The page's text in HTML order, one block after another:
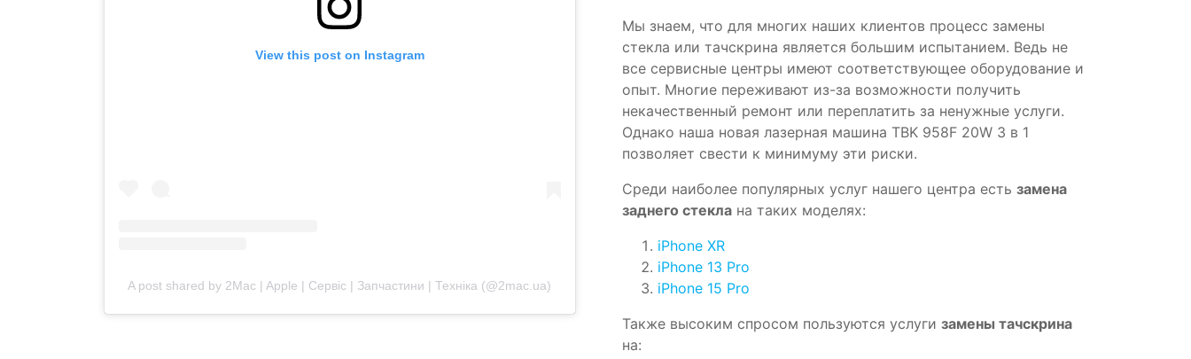
View this post on Instagram
A post shared by 2Mac | Apple | Сервіс | Запчастини | Техніка (@2mac.ua)
Мы знаем, что для многих наших клиентов процесс замены
стекла или тачскрина является большим испытанием. Ведь не
все сервисные центры имеют соответствующее оборудование и
опыт. Многие переживают из-за возможности получить
некачественный ремонт или переплатить за ненужные услуги.
Однако наша новая лазерная машина TBK 958F 20W 3 в 1
позволяет свести к минимуму эти риски.
Среди наиболее популярных услуг нашего центра естьзамена
заднего стекла на таких моделях:
iPhone XR
iPhone 13 Pro
iPhone 15 Pro
Также высоким спросом пользуются услугизамены тачскрина
на: